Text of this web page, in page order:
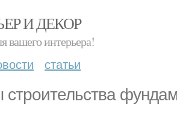
И ДЕКОР
вашего интерьера!
статьи